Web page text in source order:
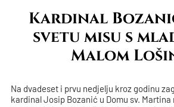
Kardinal
svetu misu s
Malom
Na dvadeset i prvu nedjelju kroz godinu
kardinal Josip Bozanić u Domu sv. Martina